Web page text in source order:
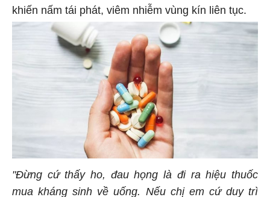
khiến nấm tái phát, viêm nhiễm vùng kín liên tục.
"Đừng cứ thấy ho, đau họng là đi ra hiệu thuốc
mua kháng sinh về uống. Nếu chị em cứ duy trì